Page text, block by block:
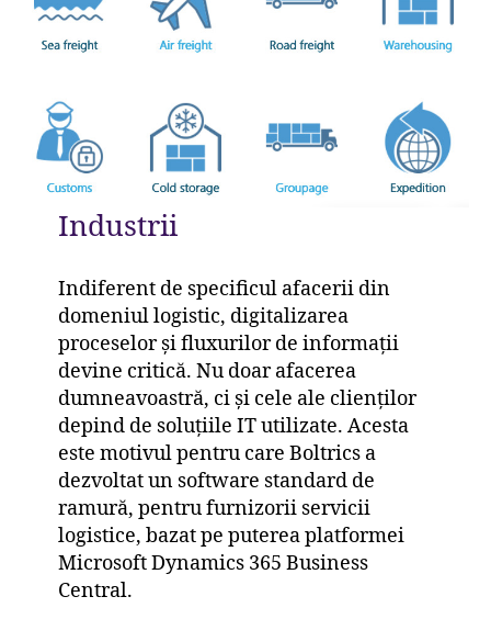
Industrii
Indiferent de specificul afacerii din
domeniul logistic, digitalizarea
proceselor și fluxurilor de informații
devine critică. Nu doar afacerea
dumneavoastră, ci și cele ale clienților
depind de soluțiile IT utilizate. Acesta
este motivul pentru care Boltrics a
dezvoltat un software standard de
ramură, pentru furnizorii servicii
logistice, bazat pe puterea platformei
Microsoft Dynamics 365 Business
Central.